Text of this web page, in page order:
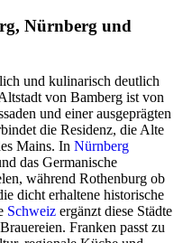
Nürnberg und
und kulinarisch deutlich
von Bamberg ist von
und einer ausgeprägten
die Residenz, die Alte
Mains. In Nürnberg
das Germanische
während Rothenburg ob
dicht erhaltene historische
Schweiz ergänzt diese Städte
Franken passt zu